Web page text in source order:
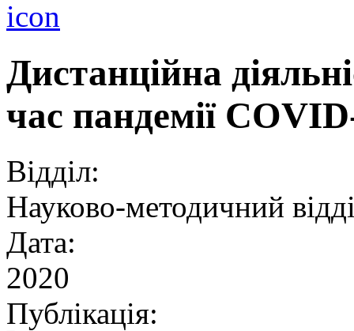
Дистанційна
час пандемії
Відділ:
Науково-методичний
Дата:
2020
Публікація: